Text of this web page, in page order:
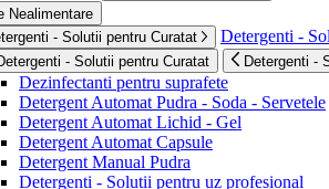
Nealimentare
- Solutii pentru Curatat
Detergenti -
- Solutii pentru Curatat Detergenti -
Dezinfectanti pentru suprafete
Detergent Automat Pudra - Soda - Servetele
Detergent Automat Lichid - Gel
Detergent Automat Capsule
Detergent Manual Pudra
Detergenti - Solutii pentru uz profesional